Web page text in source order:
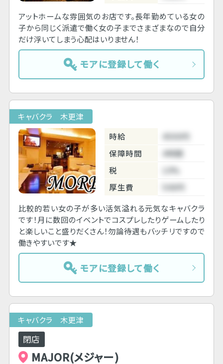
アットホームな雰囲気のお店です。長年勤めている女の
子から同じく派遣で働く女の子までさまざまなので自分
だけ浮いてしまう心配はいりません！
モアに登録して働く
キャバクラ 木更津
時給
4500円
保障時間
4時間
税
10%
厚生費
500円
比較的若い女の子が多い活気溢れる元気なキャバクラ
です！月に数回のイベントでコスプレしたりゲームしたり
と楽しいこと盛りだくさん！勿論待遇もバッチリですので
働きやすいです★
モアに登録して働く
キャバクラ 木更津
閉店
MAJOR(メジャー)